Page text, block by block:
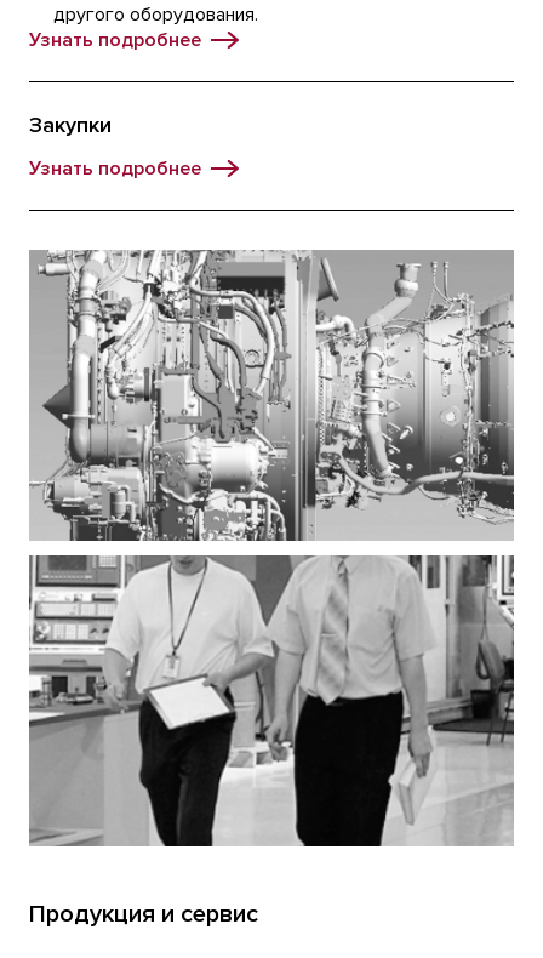
другого оборудования.
Узнать подробнее
Закупки
Узнать подробнее
Продукция и сервис